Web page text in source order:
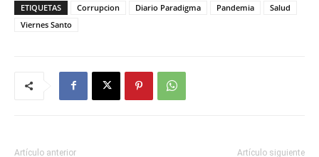
ETIQUETAS Corrupcion Diario Paradigma Pandemia
Salud
Viernes Santo
Artículo anterior Artículo siguiente